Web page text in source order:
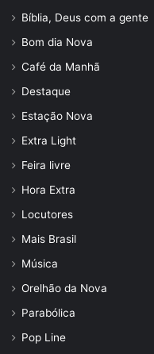
Bíblia, Deus com a gente
Bom dia Nova
Café da Manhã
Destaque
Estação Nova
Extra Light
Feira livre
Hora Extra
Locutores
Mais Brasil
Música
Orelhão da Nova
Parabólica
Pop Line